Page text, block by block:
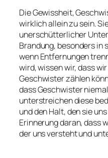
Die Gewissheit,
wirklich allein zu sein.
unerschütterlicher
Brandung, besonders in
wenn Entfernungen
wird, wissen wir, dass
Geschwister zählen
dass Geschwister
unterstreichen diese
und den Halt, den sie
Erinnerung daran, dass
der uns versteht und